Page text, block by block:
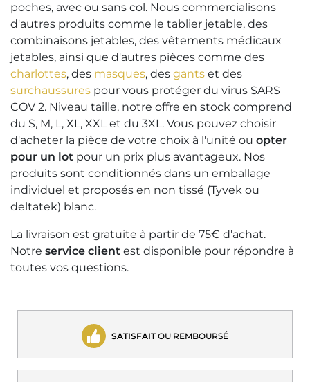
poches, avec ou sans col. Nous commercialisons
d'autres produits comme le tablier jetable, des
combinaisons jetables, des vêtements médicaux
jetables, ainsi que d'autres pièces comme des
charlottes, des masques, des gants et des
surchaussures pour vous protéger du virus SARS
COV 2. Niveau taille, notre offre en stock comprend
du S, M, L, XL, XXL et du 3XL. Vous pouvez choisir
d'acheter la pièce de votre choix à l'unité ou opter
pour un lot pour un prix plus avantageux. Nos
produits sont conditionnés dans un emballage
individuel et proposés en non tissé (Tyvek ou
deltatek) blanc.
La livraison est gratuite à partir de 75€ d'achat.
Notre service client est disponible pour répondre à
toutes vos questions.
SATISFAITOU REMBOURSÉ